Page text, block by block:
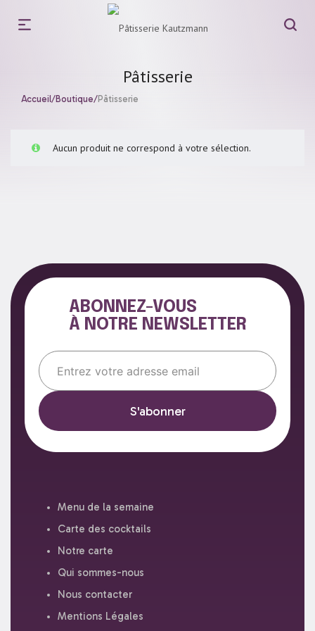
Pâtisserie
Accueil/Boutique/Pâtisserie
Aucun produit ne correspond à votre sélection.
ABONNEZ-VOUS
À NOTRE NEWSLETTER
Menu de la semaine
Carte des cocktails
Notre carte
Qui sommes-nous
Nous contacter
Mentions Légales